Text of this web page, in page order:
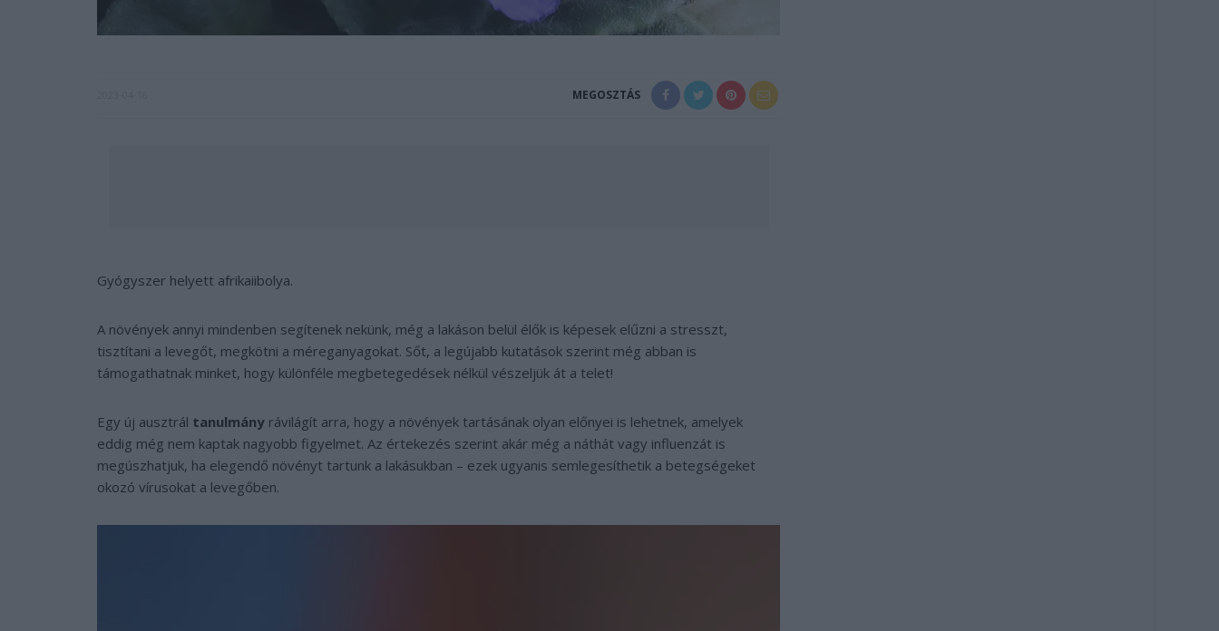
MEGOSZTÁS
Gyógyszer helyett afrikaiibolya.
A növények annyi mindenben segítenek nekünk, még a lakáson belül élők is képesek elűzni a stresszt,
tisztítani a levegőt, megkötni a méreganyagokat. Sőt, a legújabb kutatások szerint még abban is
támogathatnak minket, hogy különféle megbetegedések nélkül vészeljük át a telet!
Egy új ausztrál tanulmány rávilágít arra, hogy a növények tartásának olyan előnyei is lehetnek, amelyek
eddig még nem kaptak nagyobb figyelmet. Az értekezés szerint akár még a náthát vagy influenzát is
megúszhatjuk, ha elegendő növényt tartunk a lakásukban – ezek ugyanis semlegesíthetik a betegségeket
okozó vírusokat a levegőben.